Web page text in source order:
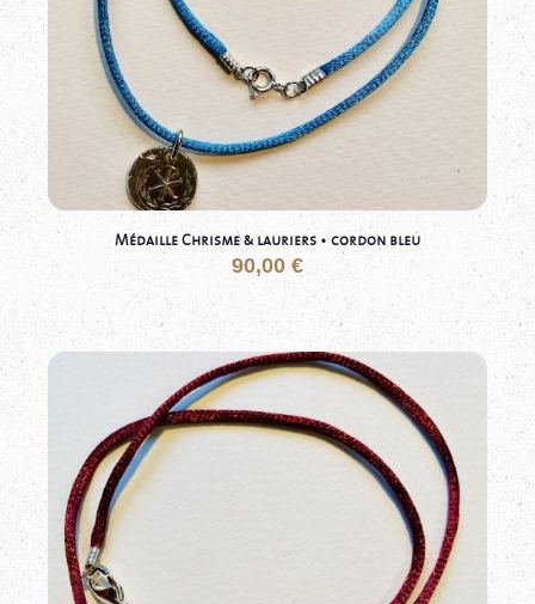
Médaille Chrisme & lauriers • cordon bleu
90,00 €